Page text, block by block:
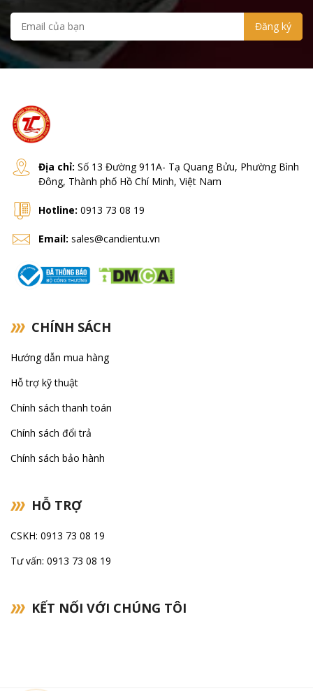
Địa chỉ: Số 13 Đường 911A- Tạ Quang Bửu, Phường Bình
Đông, Thành phố Hồ Chí Minh, Việt Nam
Hotline: 0913 73 08 19
Email: sales@candientu.vn
CHÍNH SÁCH
Hướng dẫn mua hàng
Hỗ trợ kỹ thuật
Chính sách thanh toán
Chính sách đổi trả
Chính sách bảo hành
HỖ TRỢ
CSKH: 0913 73 08 19
Tư vấn: 0913 73 08 19
KẾT NỐI VỚI CHÚNG TÔI